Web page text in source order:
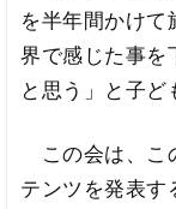
を半年間かけて
界で感じた事を
と思う」と子ど
この会は、こ
テンツを発表す